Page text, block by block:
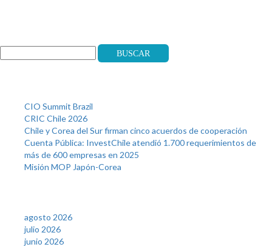
Buscar
CIO Summit Brazil
CRIC Chile 2026
Chile y Corea del Sur firman cinco acuerdos de cooperación
Cuenta Pública: InvestChile atendió 1.700 requerimientos de
más de 600 empresas en 2025
Misión MOP Japón-Corea
agosto 2026
julio 2026
junio 2026